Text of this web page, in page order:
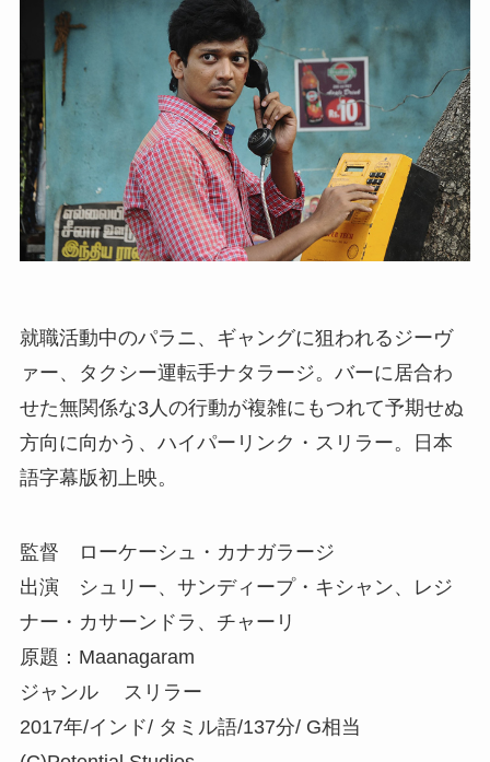
就職活動中のパラニ、ギャングに狙われるジーヴ
ァー、タクシー運転手ナタラージ。バーに居合わ
せた無関係な3人の行動が複雑にもつれて予期せぬ
方向に向かう、ハイパーリンク・スリラー。日本
語字幕版初上映。
監督 ローケーシュ・カナガラージ
出演 シュリー、サンディープ・キシャン、レジ
ナー・カサーンドラ、チャーリ
原題：Maanagaram
ジャンル スリラー
2017年/インド/ タミル語/137分/ G相当